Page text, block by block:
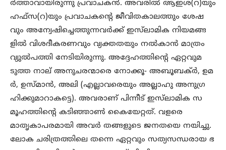
ര്‍ത്താവായിരുന്നു പ്രവാചകന്‍. അവരില്‍ ആഇശ(റ)യും
ഹഫ്‌സ(റ)യും പ്രവാചകന്‍റെ ജീവിതകാലത്തും ശേഷ
വും അന്വേഷിച്ചെത്തുന്നവര്‍ക്ക് ഇസ്‌ലാമിക നിയമങ്ങ
ളില്‍ വിശദീകരണവും വ്യക്തതയും നല്‍കാന്‍ മാത്രം
വ്യുല്‍പത്തി നേടിയിരുന്നു. അദ്ദേഹത്തിന്‍റെ ഏറ്റവുമ
ടുത്ത നാല് അനുചരന്മാരെ നോക്കൂ- അബൂബക്ര്‍, ഉമ
ര്‍, ഉസ്മാന്‍, അലി (എല്ലാവരെയും അല്ലാഹു അനുഗ്ര
ഹിക്കുമാറാകട്ടെ). അവരാണ് പിന്നീട് ഇസ്‌ലാമിക സ
മൂഹത്തിന്‍റെ കടിഞ്ഞാണ്‍ കൈയേറ്റത്. വളരെ
മാതൃകാപരമായി അവര്‍ തങ്ങളുടെ ജനതയെ നയിച്ചു.
ലോക ചരിത്രത്തിലെ തന്നെ ഏറ്റവും സത്യസന്ധരായ ഭ